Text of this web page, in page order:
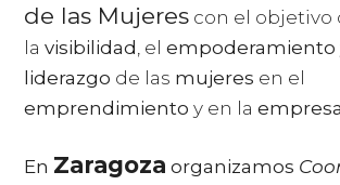
de las Mujeres con el objetivo
lavisibilidad , elempoderamiento
liderazgo de las mujeres en el
emprendimiento y en laempresa
En Zaragoza organizamos